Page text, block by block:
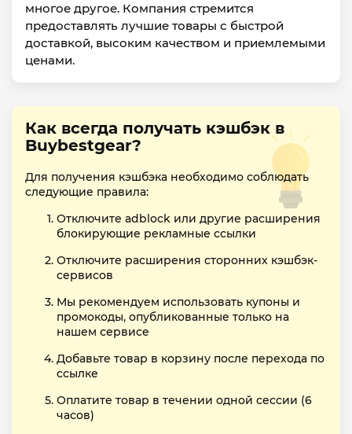
многое другое. Компания стремится
предоставлять лучшие товары с быстрой
доставкой, высоким качеством и приемлемыми
ценами.
Как всегда получать кэшбэк в
Buybestgear?
Для получения кэшбэка необходимо соблюдать
следующие правила:
Отключите adblock или другие расширения
блокирующие рекламные ссылки
Отключите расширения сторонних кэшбэк-
сервисов
Мы рекомендуем использовать купоны и
промокоды, опубликованные только на
нашем сервисе
Добавьте товар в корзину после перехода по
ссылке
Оплатите товар в течении одной сессии (6
часов)